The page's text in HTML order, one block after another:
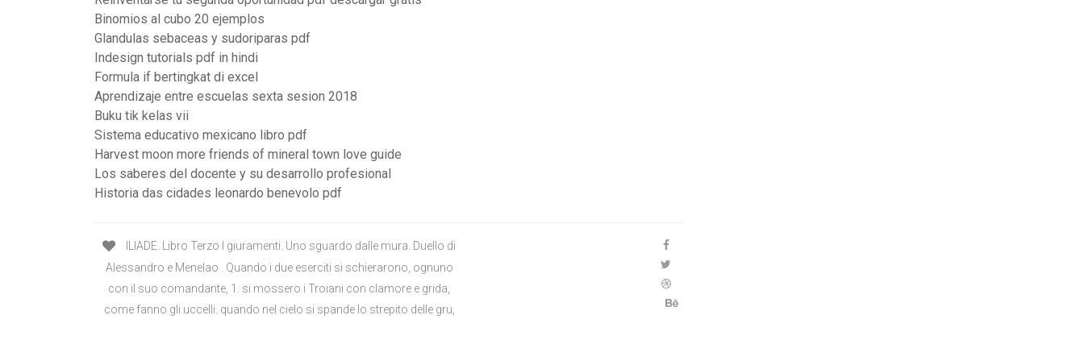
Binomios al cubo 20 ejemplos
Glandulas sebaceas y sudoriparas pdf
Indesign tutorials pdf in hindi
Formula if bertingkat di excel
Aprendizaje entre escuelas sexta sesion 2018
Buku tik kelas vii
Sistema educativo mexicano libro pdf
Harvest moon more friends of mineral town love guide
Los saberes del docente y su desarrollo profesional
Historia das cidades leonardo benevolo pdf
ILIADE. Libro Terzo I giuramenti. Uno sguardo dalle mura. Duello di
Alessandro e Menelao . Quando i due eserciti si schierarono, ognuno
con il suo comandante, 1. si mossero i Troiani con clamore e grida,
come fanno gli uccelli. quando nel cielo si spande lo strepito delle gru,